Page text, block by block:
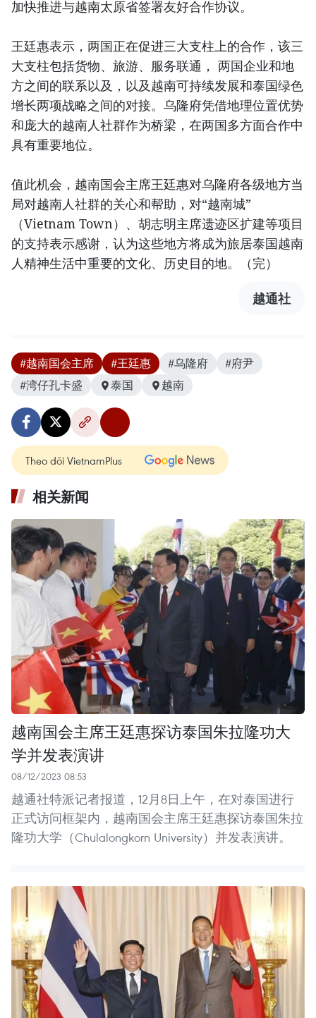
加快推进与越南太原省签署友好合作协议。
王廷惠表示，两国正在促进三大支柱上的合作，该三
大支柱包括货物、旅游、服务联通， 两国企业和地
方之间的联系以及，以及越南可持续发展和泰国绿色
增长两项战略之间的对接。乌隆府凭借地理位置优势
和庞大的越南人社群作为桥梁，在两国多方面合作中
具有重要地位。
值此机会，越南国会主席王廷惠对乌隆府各级地方当
局对越南人社群的关心和帮助，对“越南城”
（Vietnam Town）、胡志明主席遗迹区扩建等项目
的支持表示感谢，认为这些地方将成为旅居泰国越南
人精神生活中重要的文化、历史目的地。（完）
越通社
#越南国会主席 #王廷惠 #乌隆府
#府尹
#湾仔孔卡盛
泰国 越南
Theo dõi VietnamPlus
相关新闻
越南国会主席王廷惠探访泰国朱拉隆功大
学并发表演讲
08/12/2023 08:53
越通社特派记者报道，12月8日上午，在对泰国进行
正式访问框架内，越南国会主席王廷惠探访泰国朱拉
隆功大学（Chulalongkorn University）并发表演讲。